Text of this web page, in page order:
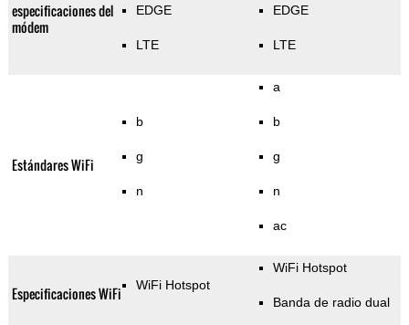
especificaciones del
módem
EDGE
LTE
EDGE
LTE
Estándares WiFi
b
g
n
a
b
g
n
ac
Especificaciones WiFi WiFi Hotspot
WiFi Hotspot
Banda de radio dual